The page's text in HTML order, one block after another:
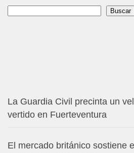
Buscar
La Guardia Civil precinta un
vertido en Fuerteventura
El mercado británico sostiene